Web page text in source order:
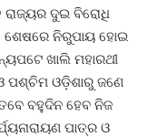
ରାଜ୍ୟର ଦୁଇ ବିରୋଧି
ଶେଷରେ ନିରୁପାୟ ହୋଇ
ଖାଲି ମହାରଥୀ
ପଶ୍ଚିମ ଓଡ଼ିଶାରୁ ଜଣେ
ବହୁଦିନ ହେବ ନିଜ
ପାତ୍ର ଓ